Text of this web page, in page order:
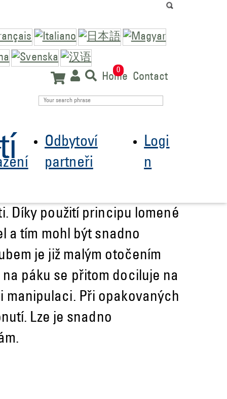
0
Home Contact
Odbytoví
partneři
Logi
n
Díky použití principu lomené
a tím mohl být snadno
je již malým otočením
páku se přitom dociluje na
manipulaci. Při opakovaných
Lze je snadno